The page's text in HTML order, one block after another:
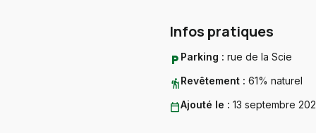
Infos pratiques
local_parking Parking : rue de la Scie
hikingRevêtement : 61% naturel
calendar_todayAjouté le : 13 septembre